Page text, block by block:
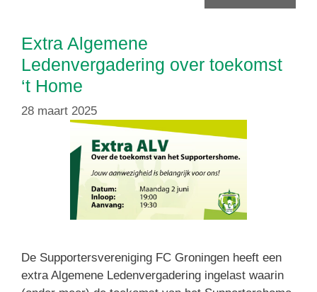
Extra Algemene
Ledenvergadering over toekomst
‘t Home
28 maart 2025
De Supportersvereniging FC Groningen heeft een
extra Algemene Ledenvergadering ingelast waarin